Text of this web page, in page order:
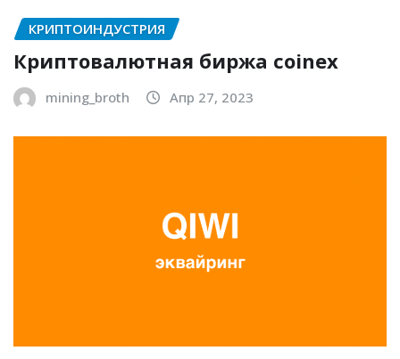
КРИПТОИНДУСТРИЯ
Криптовалютная биржа coinex
mining_broth Апр 27, 2023